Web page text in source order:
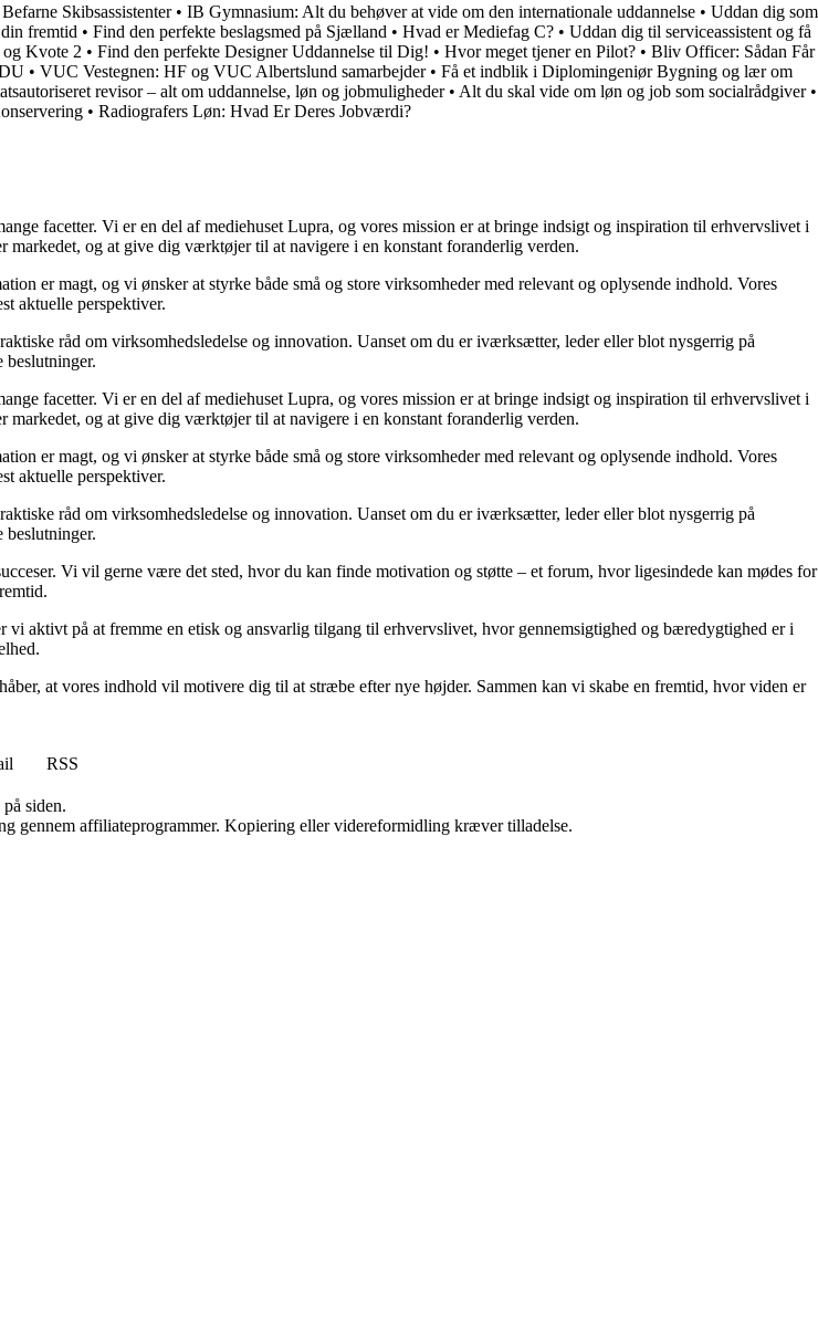
Skibsassistenter• IB Gymnasium: Alt du behøver at vide om den internationale uddannelse • Uddan dig som
fremtid • Find den perfekte beslagsmed på Sjælland • Hvad er Mediefag C? • Uddan dig til serviceassistent og få
og Kvote 2 • Find den perfekte Designer Uddannelse til Dig! • Hvor meget tjener en Pilot? • Bliv Officer: Sådan Får
• VUC Vestegnen: HF og VUC Albertslund samarbejder• Få et indblik i Diplomingeniør Bygning og lær om
revisor – alt om uddannelse, løn og jobmuligheder• Alt du skal vide om løn og job som socialrådgiver•
• Radiografers Løn: Hvad Er Deres Jobværdi?
facetter. Vi er en del af mediehuset Lupra, og vores mission er at bringe indsigt og inspiration til erhvervslivet i
og at give dig værktøjer til at navigere i en konstant foranderlig verden.
er magt, og vi ønsker at styrke både små og store virksomheder med relevant og oplysende indhold. Vores
aktuelle perspektiver.
råd om virksomhedsledelse og innovation. Uanset om du er iværksætter, leder eller blot nysgerrig på
facetter. Vi er en del af mediehuset Lupra, og vores mission er at bringe indsigt og inspiration til erhvervslivet i
og at give dig værktøjer til at navigere i en konstant foranderlig verden.
er magt, og vi ønsker at styrke både små og store virksomheder med relevant og oplysende indhold. Vores
aktuelle perspektiver.
råd om virksomhedsledelse og innovation. Uanset om du er iværksætter, leder eller blot nysgerrig på
Vi vil gerne være det sted, hvor du kan finde motivation og støtte – et forum, hvor ligesindede kan mødes for
aktivt på at fremme en etisk og ansvarlig tilgang til erhvervslivet, hvor gennemsigtighed og bæredygtighed er i
at vores indhold vil motivere dig til at stræbe efter nye højder. Sammen kan vi skabe en fremtid, hvor viden er
RSS
siden.
gennem affiliateprogrammer. Kopiering eller videreformidling kræver tilladelse.